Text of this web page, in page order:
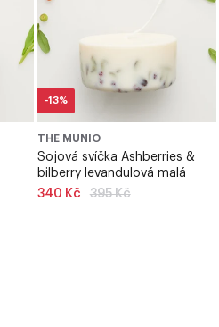
-13%
THE MUNIO
Sojová svíčka Ashberries &
bilberry levandulová malá
340 Kč
Běžná
395 Kč